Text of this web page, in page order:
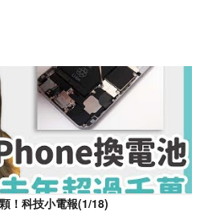
！科技小電報(1/18)